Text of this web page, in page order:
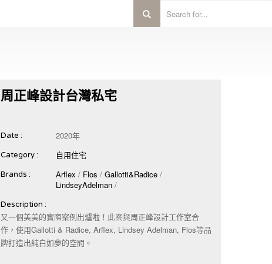
周正峰設計台灣私宅
Date : 2020年
Category : 自用住宅
Brands : Arflex / Flos / Gallotti&Radice/
LindseyAdelman/
Description :
又一個美美的實際案例出爐啦！此案與周正峰設計工作室合
作，使用Gallotti & Radice, Arflex, Lindsey Adelman, Flos等品
牌打造出純白如夢的空間。